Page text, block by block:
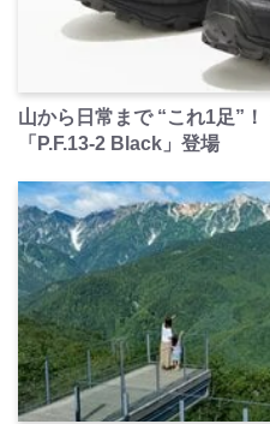
山から日常まで “これ1足”
「P.F.13-2 Black」登場